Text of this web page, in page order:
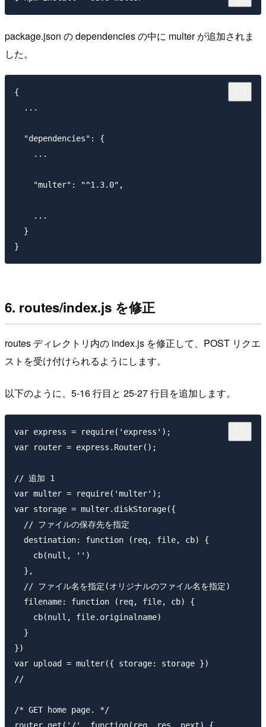
package.json の dependencies の中に multer が追加されま
した。
{
  ...
  "dependencies": {
    ...
    "multer": "^1.3.0",
    ...
  }
6. routes/index.js を修正
routes ディレクトリ内の index.js を修正して、POST リクエ
ストを受け付けられるようにします。
以下のように、5-16 行目と 25-27 行目を追加します。
var express = require('express');
var router = express.Router();
// 追加 1
var multer = require('multer');
var storage = multer.diskStorage({
  // ファイルの保存先を指定
  destination: function (req, file, cb) {
    cb(null, '')
  },
  // ファイル名を指定(オリジナルのファイル名を指定)
  filename: function (req, file, cb) {
    cb(null, file.originalname)
  }
})
var upload = multer({ storage: storage })
//
/* GET home page. */